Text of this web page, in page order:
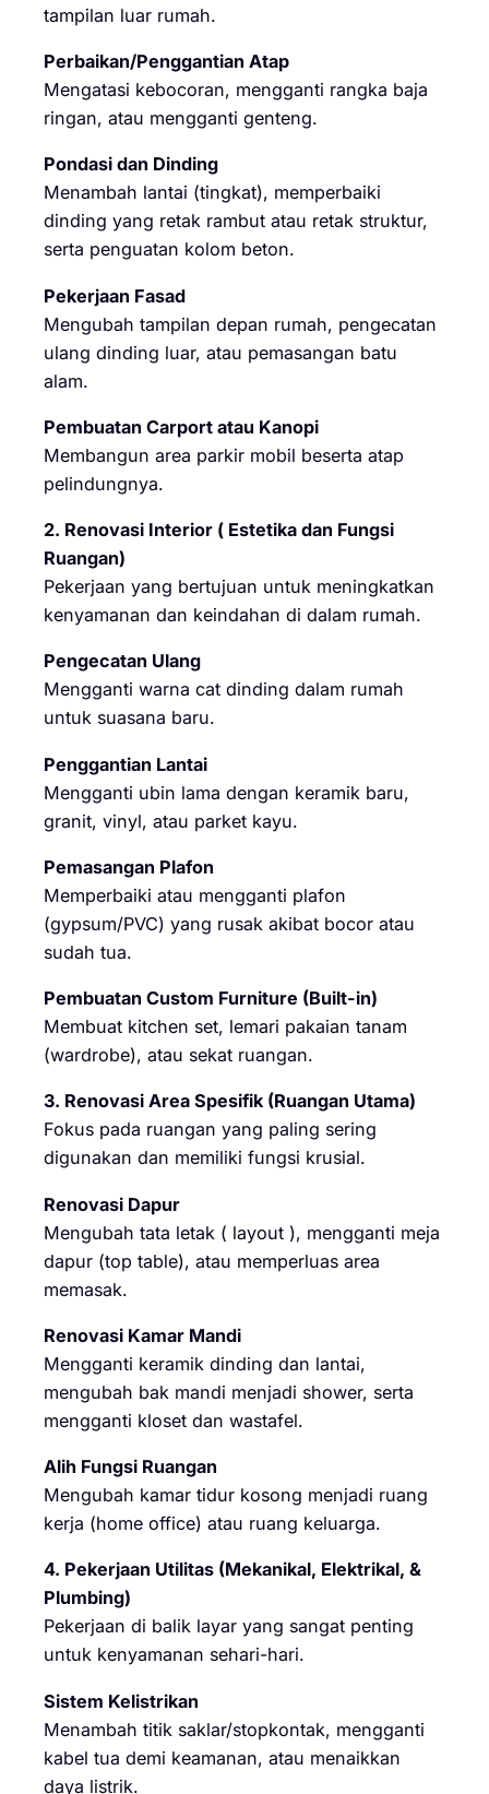
tampilan luar rumah.
Perbaikan/Penggantian Atap
Mengatasi kebocoran, mengganti rangka baja
ringan, atau mengganti genteng.
Pondasi dan Dinding
Menambah lantai (tingkat), memperbaiki
dinding yang retak rambut atau retak struktur,
serta penguatan kolom beton.
Pekerjaan Fasad
Mengubah tampilan depan rumah, pengecatan
ulang dinding luar, atau pemasangan batu
alam.
Pembuatan Carport atau Kanopi
Membangun area parkir mobil beserta atap
pelindungnya.
2. Renovasi Interior ( Estetika dan Fungsi
Ruangan)
Pekerjaan yang bertujuan untuk meningkatkan
kenyamanan dan keindahan di dalam rumah.
Pengecatan Ulang
Mengganti warna cat dinding dalam rumah
untuk suasana baru.
Penggantian Lantai
Mengganti ubin lama dengan keramik baru,
granit, vinyl, atau parket kayu.
Pemasangan Plafon
Memperbaiki atau mengganti plafon
(gypsum/PVC) yang rusak akibat bocor atau
sudah tua.
Pembuatan Custom Furniture (Built-in)
Membuat kitchen set, lemari pakaian tanam
(wardrobe), atau sekat ruangan.
3. Renovasi Area Spesifik (Ruangan Utama)
Fokus pada ruangan yang paling sering
digunakan dan memiliki fungsi krusial.
Renovasi Dapur
Mengubah tata letak ( layout ), mengganti meja
dapur (top table), atau memperluas area
memasak.
Renovasi Kamar Mandi
Mengganti keramik dinding dan lantai,
mengubah bak mandi menjadi shower, serta
mengganti kloset dan wastafel.
Alih Fungsi Ruangan
Mengubah kamar tidur kosong menjadi ruang
kerja (home office) atau ruang keluarga.
4. Pekerjaan Utilitas (Mekanikal, Elektrikal, &
Plumbing)
Pekerjaan di balik layar yang sangat penting
untuk kenyamanan sehari-hari.
Sistem Kelistrikan
Menambah titik saklar/stopkontak, mengganti
kabel tua demi keamanan, atau menaikkan
daya listrik.